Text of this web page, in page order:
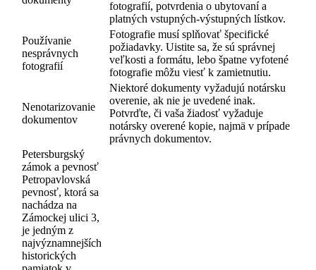
fotografií, potvrdenia o ubytovaní a
platných vstupných-výstupných lístkov.
Používanie
nesprávnych
fotografií
Fotografie musí splňovať špecifické
požiadavky. Uistite sa, že sú správnej
veľkosti a formátu, lebo špatne vyfotené
fotografie môžu viesť k zamietnutiu.
Nenotarizovanie
dokumentov
Niektoré dokumenty vyžadujú notársku
overenie, ak nie je uvedené inak.
Potvrďte, či vaša žiadosť vyžaduje
notársky overené kopie, najmä v prípade
právnych dokumentov.
Petersburgský
zámok a pevnosť
Petropavlovská
pevnosť, ktorá sa
nachádza na
Zámockej ulici 3,
je jedným z
najvýznamnejších
historických